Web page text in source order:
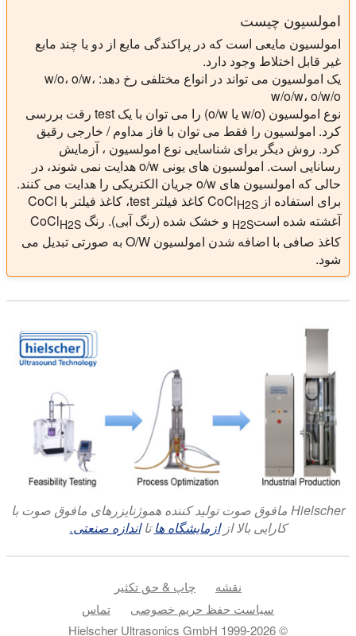
امولسیون چیست
امولسیون مایعی است که در پراکندگی مایع از دو یا چند مایع
غیر قابل اختلاط وجود دارد.
یک امولسیون می تواند در انواع مختلفی رخ دهد: w/o، o/w،
w/o/w، o/w/o
نوع امولسیون (w/o یا o/w) را می توان با یک test رقت بررسی
کرد. امولسیون را فقط می توان با فاز مداوم / خارجی رقیق
کرد. روش دیگر برای شناسایی نوع امولسیون ، آزمایش
رسانایی است. امولسیون های یونی o/w هدایت نمی شوند، در
حالی که امولسیون های o/w جریان الکتریکی را هدایت می کنند.
برای استفاده از CoCl H2S
کاغذ فیلتر test، کاغذ فیلتر با CoCl
آغشته شده استH2S و خشک شده (رنگ آبی). رنگ CoCl H2S
کاغذ صافی با اضافه شدن امولسیون O/W به صورتی تبدیل می
شود.
Hielscher مافوق صوت تولید کننده هموژنایزرهای مافوق صوت با
کارایی بالا ازازمایشگاه هاتااندازه صنعتی.
نقشه
چاپ & حق تکثیر
سیاست حفظ حریم خصوصی
تماس
© 1999-2026 Hielscher Ultrasonics GmbH